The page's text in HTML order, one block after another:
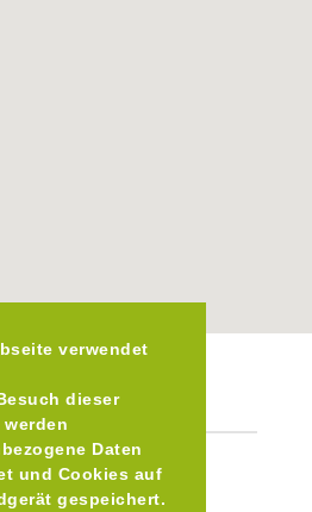
verwendet
dieser
werden
Daten
und Cookies auf
gespeichert.
Übersicht
Lohberger